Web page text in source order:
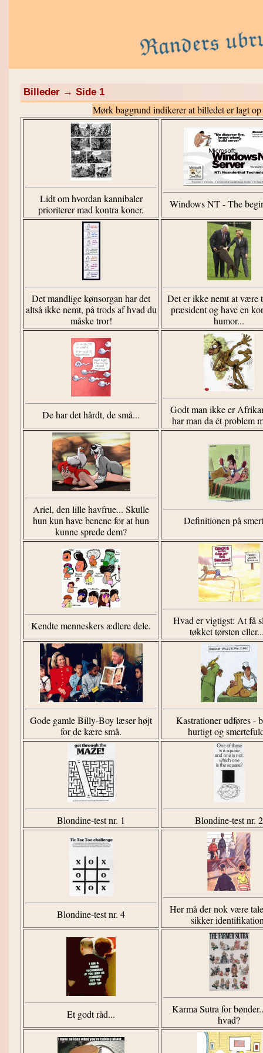
Billeder → Side 1
Mørk baggrund indikerer at billedet er lagt
Lidt om hvordan kannibaler
prioriterer mad kontra koner.
Windows NT - The
Det mandlige kønsorgan har det
altså ikke nemt, på trods af hvad du
måske tror!
Det er ikke nemt at være
præsident og have en
humor...
De har det hårdt, de små...
Godt man ikke er
har man da ét problem
Ariel, den lille havfrue... Skulle
hun kun have benene for at hun
kunne sprede dem?
Definitionen på
Kendte menneskers ædlere dele.
Hvad er vigtigst: At få
tøkket tørsten
Gode gamle Billy-Boy læser højt
for de kære små.
Kastrationer udføres -
hurtigt og
Blondine-test nr. 1 Blondine-test nr. 2
Blondine-test nr. 4
Her må der nok være
sikker
Et godt råd...
Karma Sutra for
hvad?